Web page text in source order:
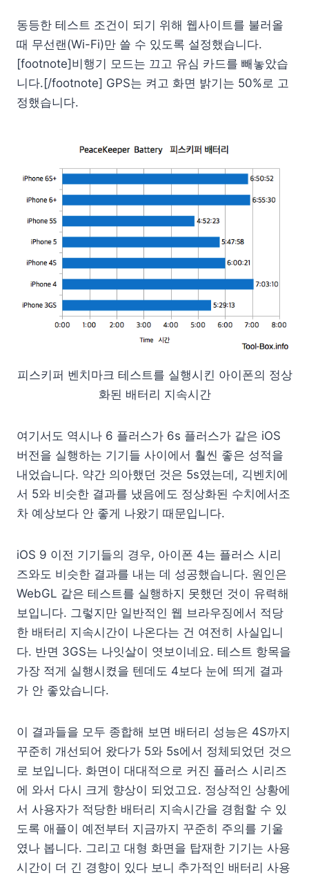
동등한 테스트 조건이 되기 위해 웹사이트를 불러올
때 무선랜(Wi-Fi)만 쓸 수 있도록 설정했습니다.
[footnote]비행기 모드는 끄고 유심 카드를 빼놓았습
니다.[/footnote] GPS는 켜고 화면 밝기는 50%로 고
정했습니다.
피스키퍼 벤치마크 테스트를 실행시킨 아이폰의 정상
화된 배터리 지속시간
여기서도 역시나 6 플러스가 6s 플러스가 같은 iOS
버전을 실행하는 기기들 사이에서 훨씬 좋은 성적을
내었습니다. 약간 의아했던 것은 5s였는데, 긱벤치에
서 5와 비슷한 결과를 냈음에도 정상화된 수치에서조
차 예상보다 안 좋게 나왔기 때문입니다.
iOS 9 이전 기기들의 경우, 아이폰 4는 플러스 시리
즈와도 비슷한 결과를 내는 데 성공했습니다. 원인은
WebGL 같은 테스트를 실행하지 못했던 것이 유력해
보입니다. 그렇지만 일반적인 웹 브라우징에서 적당
한 배터리 지속시간이 나온다는 건 여전히 사실입니
다. 반면 3GS는 나잇살이 엿보이네요. 테스트 항목을
가장 적게 실행시켰을 텐데도 4보다 눈에 띄게 결과
가 안 좋았습니다.
이 결과들을 모두 종합해 보면 배터리 성능은 4S까지
꾸준히 개선되어 왔다가 5와 5s에서 정체되었던 것으
로 보입니다. 화면이 대대적으로 커진 플러스 시리즈
에 와서 다시 크게 향상이 되었고요. 정상적인 상황에
서 사용자가 적당한 배터리 지속시간을 경험할 수 있
도록 애플이 예전부터 지금까지 꾸준히 주의를 기울
였나 봅니다. 그리고 대형 화면을 탑재한 기기는 사용
시간이 더 긴 경향이 있다 보니 추가적인 배터리 사용